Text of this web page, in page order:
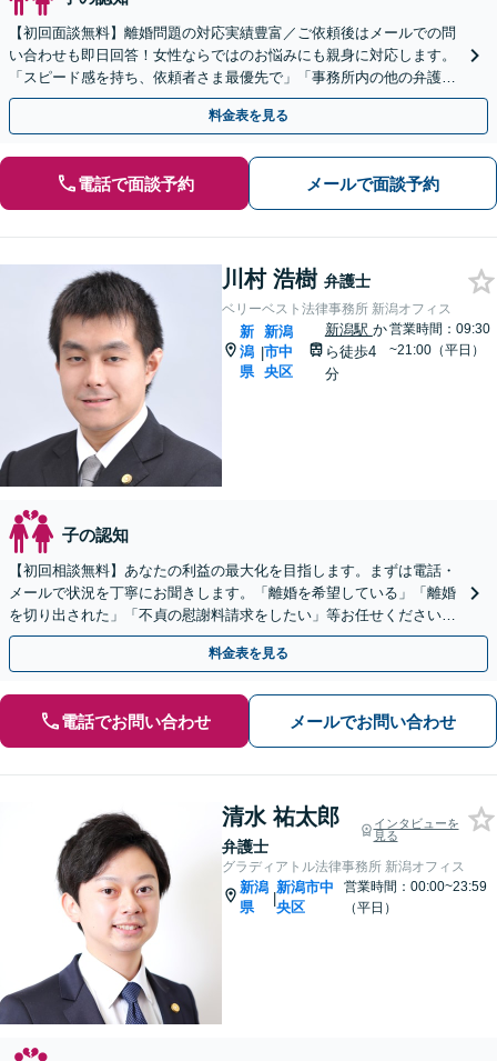
【初回面談無料】離婚問題の対応実績豊富／ご依頼後はメールでの問
い合わせも即日回答！女性ならではのお悩みにも親身に対応します。
「スピード感を持ち、依頼者さま最優先で」「事務所内の他の弁護士
と連携」【WEB面談対応】
料金表を見る
電話で面談予約 メールで面談予約
川村 浩樹 弁護士
ベリーベスト法律事務所 新潟オフィス
新
潟
県
|
新潟
市中
央区
新潟駅 か
ら徒歩4
分
営業時間：09:30
~21:00（平日）
子の認知
【初回相談無料】あなたの利益の最大化を目指します。まずは電話・
メールで状況を丁寧にお聞きします。「離婚を希望している」「離婚
を切り出された」「不貞の慰謝料請求をしたい」等お任せください。
【リーズナブルな料金設定】
料金表を見る
電話でお問い合わせ メールでお問い合わせ
清水 祐太郎
弁護士
インタビューを
見る
グラディアトル法律事務所 新潟オフィス
新潟
県
|
新潟市中
央区
営業時間：00:00~23:59
（平日）